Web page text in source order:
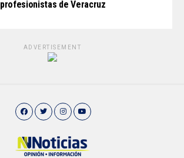
profesionistas de Veracruz
ADVERTISEMENT